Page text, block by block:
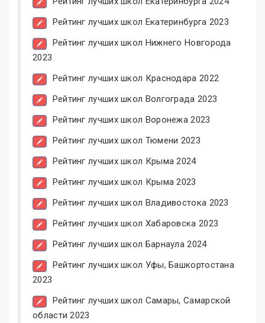
Рейтинг лучших школ Екатеринбурга 2023
Рейтинг лучших школ Нижнего Новгорода
2023
Рейтинг лучших школ Краснодара 2022
Рейтинг лучших школ Волгограда 2023
Рейтинг лучших школ Воронежа 2023
Рейтинг лучших школ Тюмени 2023
Рейтинг лучших школ Крыма 2024
Рейтинг лучших школ Крыма 2023
Рейтинг лучших школ Владивостока 2023
Рейтинг лучших школ Хабаровска 2023
Рейтинг лучших школ Барнаула 2024
Рейтинг лучших школ Уфы, Башкортостана
2023
Рейтинг лучших школ Самары, Самарской
области 2023